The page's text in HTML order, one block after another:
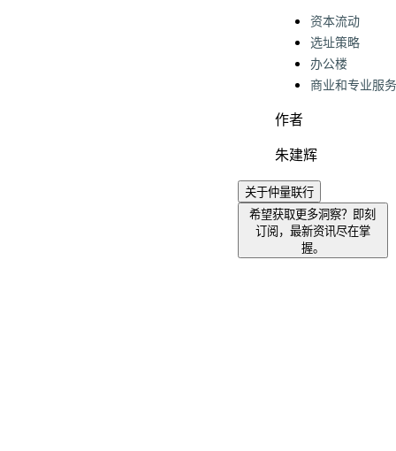
Categories:
资本流动
选址策略
办公楼
商业和专业服务
作者
朱建辉
关于仲量联行
希望获取更多洞察？即刻
订阅，最新资讯尽在掌
握。